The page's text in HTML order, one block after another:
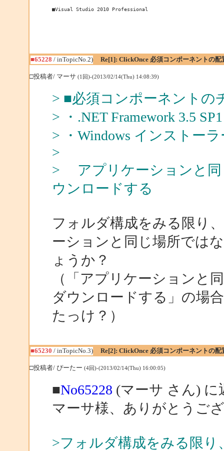
■Visual Studio 2010 Professional
■65228 / inTopicNo.2) Re[1]: ClickOnce 必須コンポーネントの配
□投稿者/ マーサ (1回)-(2013/02/14(Thu) 14:08:39)
> ■必須コンポーネントの
> ・.NET Framework 3.5 SP1
> ・Windows インストーラ
>
> アプリケーションと同
ウンロードする
フォルダ構成をみる限り
ーションと同じ場所では
ょうか？
（「アプリケーションと
ダウンロードする」の場
たっけ？）
■65230 / inTopicNo.3) Re[2]: ClickOnce 必須コンポーネントの配
□投稿者/ ぴーたー (4回)-(2013/02/14(Thu) 16:00:05)
■No65228 (マーサ さん) に
マーサ様、ありがとうご
>フォルダ構成をみる限り